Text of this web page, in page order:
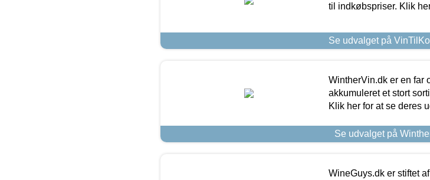
til indkøbspriser. Klik
Se udvalget på
WintherVin.dk er en far
akkumuleret et stort
Klik her for at se deres
Se udvalget på
WineGuys.dk er stiftet